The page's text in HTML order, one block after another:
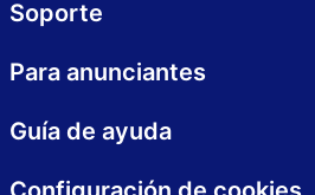
Soporte
Para anunciantes
Guía de ayuda